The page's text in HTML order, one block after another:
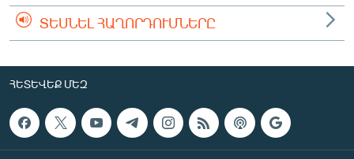
ՏԵՍՆԵԼ ՀԱՂՈՐԴՈՒՄՆԵՐԸ
ՀԵՏԵՎԵՔ ՄԵԶ